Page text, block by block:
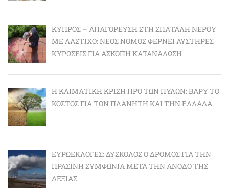
ΚΎΠΡΟΣ – ΑΠΑΓΌΡΕΥΣΗ ΣΤΗ ΣΠΑΤΆΛΗ ΝΕΡΟΎ
ΜΕ ΛΆΣΤΙΧΟ: ΝΈΟΣ ΝΌΜΟΣ ΦΈΡΝΕΙ ΑΥΣΤΗΡΈΣ
ΚΥΡΏΣΕΙΣ ΓΙΑ ΆΣΚΟΠΗ ΚΑΤΑΝΆΛΩΣΗ
Η ΚΛΙΜΑΤΙΚΉ ΚΡΊΣΗ ΠΡΟ ΤΩΝ ΠΥΛΏΝ: BΑΡΎ ΤΟ
ΚΌΣΤΟΣ ΓΙΑ ΤΟΝ ΠΛΑΝΉΤΗ ΚΑΙ ΤΗΝ ΕΛΛΆΔΑ
ΕΥΡΩΕΚΛΟΓΈΣ: ΔΎΣΚΟΛΟΣ Ο ΔΡΌΜΟΣ ΓΙΑ ΤΗΝ
ΠΡΆΣΙΝΗ ΣΥΜΦΩΝΊΑ ΜΕΤΆ ΤΗΝ ΆΝΟΔΟ ΤΗΣ
ΔΕΞΙΆΣ